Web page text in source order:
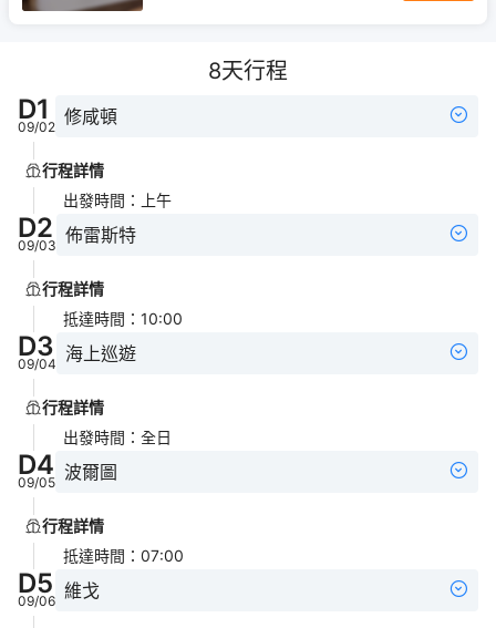
8天行程
D1
09/02 修咸頓
行程詳情
出發時間 ： 上午
D2
09/03 佈雷斯特
行程詳情
抵達時間 ： 10:00
D3
09/04 海上巡遊
行程詳情
出發時間 ： 全日
D4
09/05 波爾圖
行程詳情
抵達時間 ： 07:00
D5
09/06 維戈